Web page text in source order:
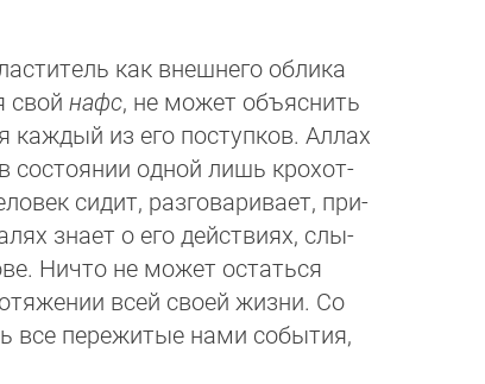
как внешнего облика
свой нафс, не может объяснить
каждый из его поступков. Аллах
состоянии одной лишь кро­хот­
сидит, разгова­ри­ва­ет, при­
знает о его действиях, слы­
Ничто не может остаться
всей своей жизни. Со
все пережитые нами события,